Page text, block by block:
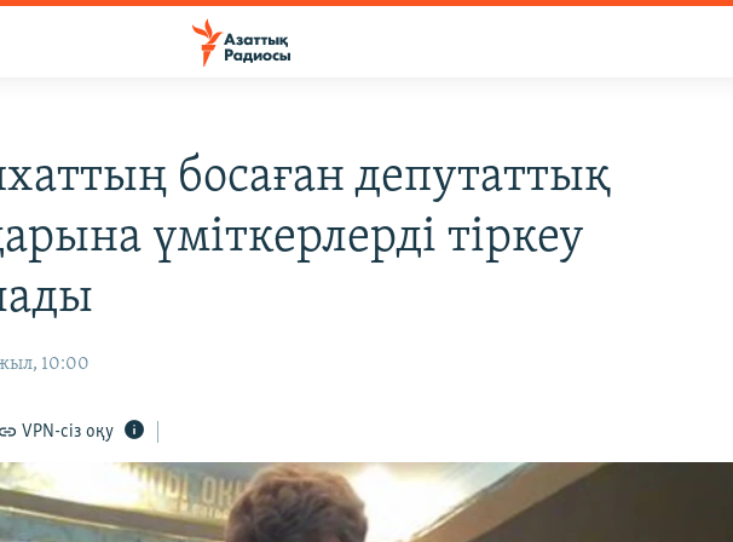
босаған депутаттық
үміткерлерді тіркеу
10:00
VPN-сіз оқу